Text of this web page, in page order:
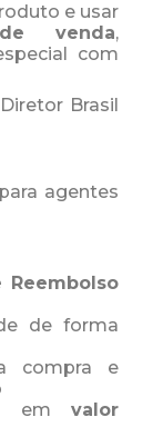
e usar
venda,
com
Brasil
agentes
Reembolso
de forma
compra e
em valor